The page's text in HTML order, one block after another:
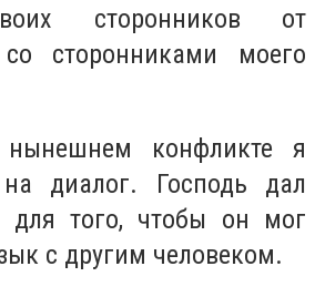
сторонников от
со сторонниками моего
конфликте я
диалог. Господь дал
для того, чтобы он мог
с другим человеком.